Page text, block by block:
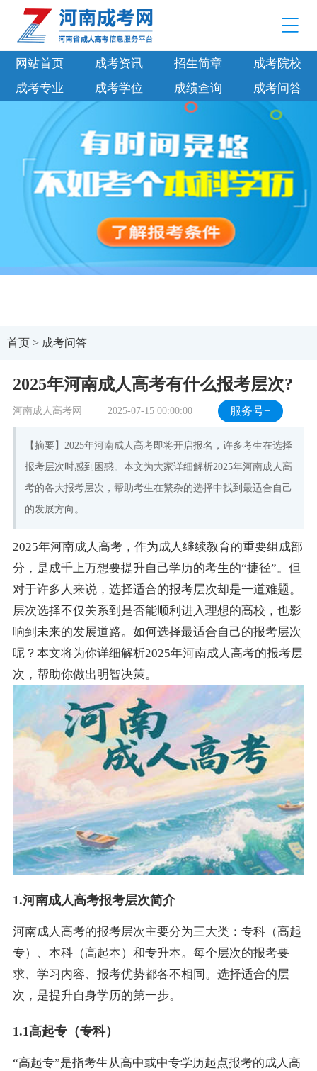
网站首页 成考资讯 招生简章
成考院校
成考专业
成考学位 成绩查询 成考问答
首页> 成考问答
2025年河南成人高考有什么报考层次?
河南成人高考网 2025-07-15 00:00:00 服务号+
【摘要】2025年河南成人高考即将开启报名，许多考生在选择
报考层次时感到困惑。本文为大家详细解析2025年河南成人高
考的各大报考层次，帮助考生在繁杂的选择中找到最适合自己
的发展方向。
2025年河南成人高考，作为成人继续教育的重要组成部
分，是成千上万想要提升自己学历的考生的“捷径”。但
对于许多人来说，选择适合的报考层次却是一道难题。
层次选择不仅关系到是否能顺利进入理想的高校，也影
响到未来的发展道路。如何选择最适合自己的报考层次
呢？本文将为你详细解析2025年河南成人高考的报考层
次，帮助你做出明智决策。
1.河南成人高考报考层次简介
河南成人高考的报考层次主要分为三大类：专科（高起
专）、本科（高起本）和专升本。每个层次的报考要
求、学习内容、报考优势都各不相同。选择适合的层
次，是提升自身学历的第一步。
1.1高起专（专科）
“高起专”是指考生从高中或中专学历起点报考的成人高